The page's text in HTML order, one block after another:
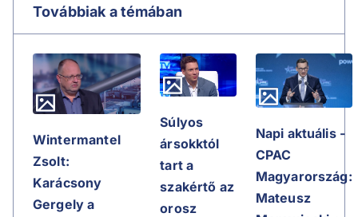
Továbbiak a témában
Wintermantel
Zsolt:
Karácsony
Gergely a
Súlyos
ársokktól
tart a
szakértő az
orosz
Napi aktuális -
CPAC
Magyarország:
Mateusz